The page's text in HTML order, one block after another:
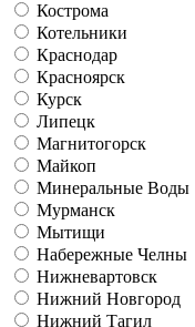
Кострома
Котельники
Краснодар
Красноярск
Курск
Липецк
Магнитогорск
Майкоп
Минеральные Воды
Мурманск
Мытищи
Набережные Челны
Нижневартовск
Нижний Новгород
Нижний Тагил